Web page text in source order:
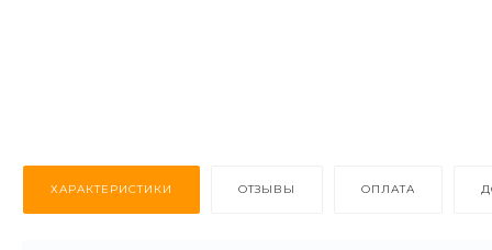
ХАРАКТЕРИСТИКИ ОТЗЫВЫ ОПЛАТА